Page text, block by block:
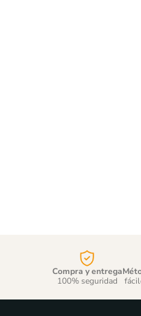
Compra y entrega
100% seguridad